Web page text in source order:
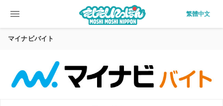
menu 繁體中文
マイナビバイト